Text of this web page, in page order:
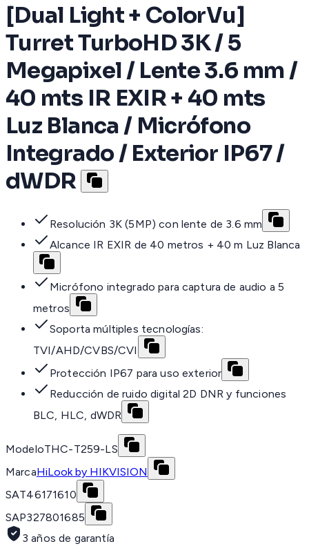
[Dual Light + ColorVu]
Turret TurboHD 3K / 5
Megapixel / Lente 3.6 mm /
40 mts IR EXIR + 40 mts
Luz Blanca / Micrófono
Integrado / Exterior IP67 /
dWDR
Resolución 3K (5MP) con lente de 3.6 mm
Alcance IR EXIR de 40 metros + 40 m Luz Blanca
Micrófono integrado para captura de audio a 5
metros
Soporta múltiples tecnologías:
TVI/AHD/CVBS/CVI
Protección IP67 para uso exterior
Reducción de ruido digital 2D DNR y funciones
BLC, HLC, dWDR
ModeloTHC-T259-LS
MarcaHiLook by HIKVISION
SAT46171610
SAP327801685
3 años de garantía